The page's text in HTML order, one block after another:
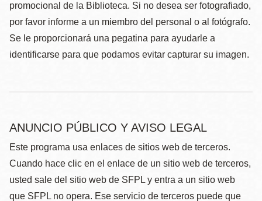
promocional de la Biblioteca. Si no desea ser fotografiado,
por favor informe a un miembro del personal o al fotógrafo.
Se le proporcionará una pegatina para ayudarle a
identificarse para que podamos evitar capturar su imagen.
ANUNCIO PÚBLICO Y AVISO LEGAL
Este programa usa enlaces de sitios web de terceros.
Cuando hace clic en el enlace de un sitio web de terceros,
usted sale del sitio web de SFPL y entra a un sitio web
que SFPL no opera. Ese servicio de terceros puede que